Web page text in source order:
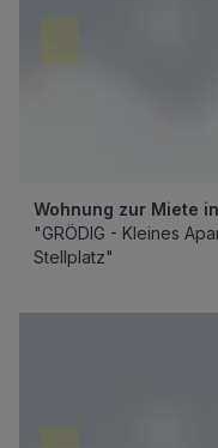
Wohnung zur Miete
"GRÖDIG - Kleines
Stellplatz"